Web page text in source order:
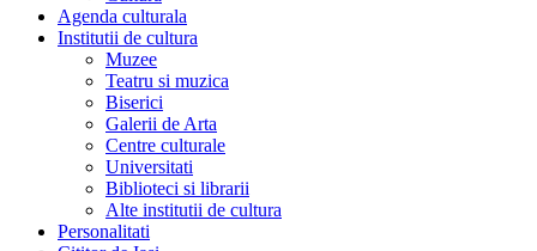
Agenda culturala
Institutii de cultura
Muzee
Teatru si muzica
Biserici
Galerii de Arta
Centre culturale
Universitati
Biblioteci si librarii
Alte institutii de cultura
Personalitati